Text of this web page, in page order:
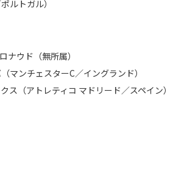
ルトガル）
ナウド（無所属）
マンチェスターC／イングランド）
ス（アトレティコ マドリード／スペイン）